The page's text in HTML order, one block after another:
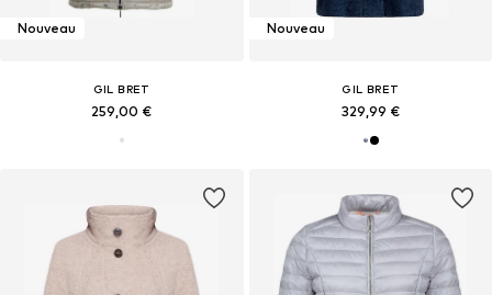
Nouveau
GIL BRET
259,00 €
Nouveau
GIL BRET
329,99 €